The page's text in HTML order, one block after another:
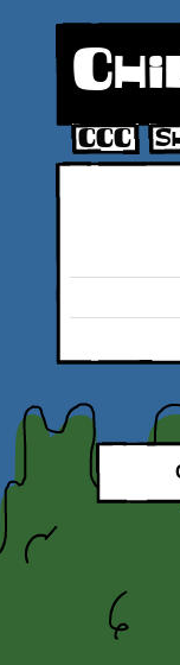
CCC